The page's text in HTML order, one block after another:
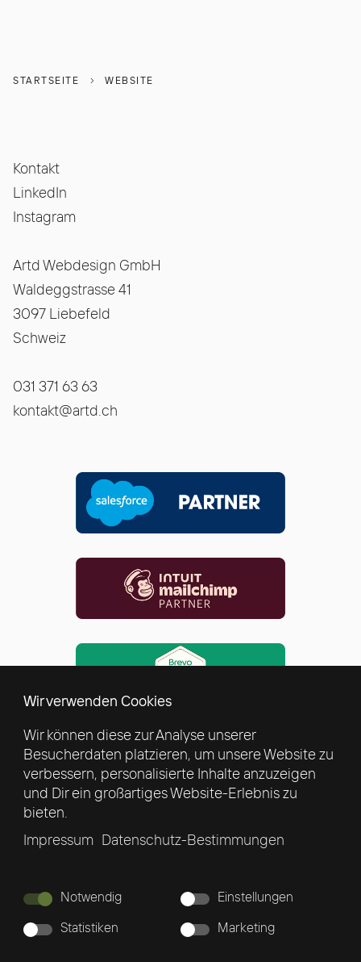
Wir verwenden Cookies
Wir können diese zur Analyse unserer
Besucherdaten platzieren, um unsere Website zu
verbessern, personalisierte Inhalte anzuzeigen
und Dir ein großartiges Website-Erlebnis zu
bieten.
Impressum
Datenschutz-Bestimmungen
Notwendig Einstellungen
Statistiken Marketing
STARTSEITE WEBSITE
Kontakt
LinkedIn
Instagram
Artd Webdesign GmbH
Waldeggstrasse 41
3097 Liebefeld
Schweiz
031 371 63 63
kontakt@artd.ch